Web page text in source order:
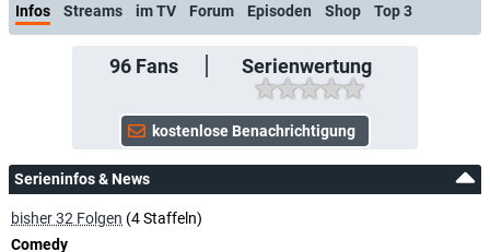
Infos Streams im TV Forum Episoden Shop Top 3
96Fans Serienwertung
Serieninfos & News
bisher 32 Folgen (4 Staffeln)
Comedy